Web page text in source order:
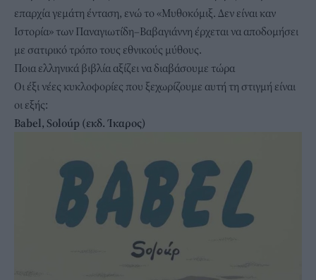
επαρχία γεμάτη ένταση, ενώ το «Μυθοκόμιξ. Δεν είναι καν
Ιστορία» των Παναγιωτίδη–Βαβαγιάννη έρχεται να αποδομήσει
με σατιρικό τρόπο τους εθνικούς μύθους.
Ποια ελληνικά βιβλία αξίζει να διαβάσουμε τώρα
Οι έξι νέες κυκλοφορίες που ξεχωρίζουμε αυτή τη στιγμή είναι
οι εξής:
Babel, Soloúp (εκδ. Ίκαρος)